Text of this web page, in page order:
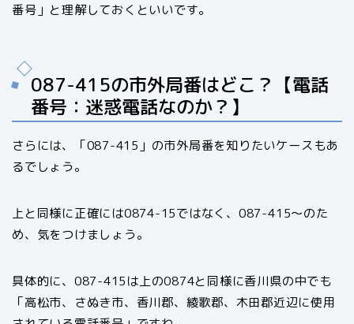
番号」と理解しておくといいです。
087-415の市外局番はどこ？【電話
番号：迷惑電話なのか？】
さらには、「087-415」の市外局番を知りたいケースもあ
るでしょう。
上と同様に正確には0874-15ではなく、087-415〜のた
め、気をつけましょう。
具体的に、087-415は上の0874と同様に香川県の中でも
「高松市、さぬき市、香川郡、綾歌郡、木田郡近辺に使用